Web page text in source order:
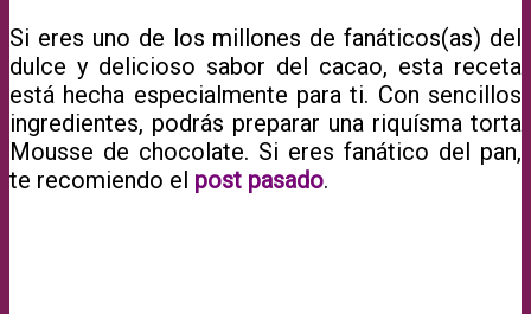
Si eres uno de los millones de fanáticos(as) del
dulce y delicioso sabor del cacao, esta receta
está hecha especialmente para ti. Con sencillos
ingredientes, podrás preparar una riquísma torta
Mousse de chocolate. Si eres fanático del pan,
te recomiendo el post pasado.